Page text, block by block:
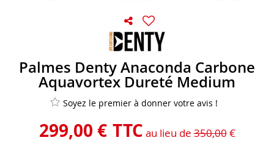
Palmes Denty Anaconda Carbone
Aquavortex Dureté Medium
Soyez le premier à donner votre avis !
299,00 € TTC au lieu de350,00€